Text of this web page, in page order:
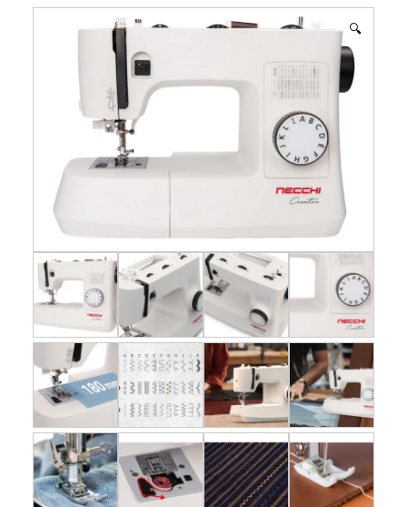
🔍